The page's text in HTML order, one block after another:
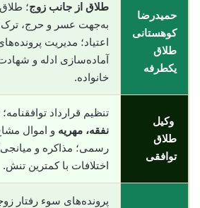
حمیدرضا
کوهستانی
طلاق
یکطرفه
طلاق از جانب زوج؛
به‌جهت عسر و حرج، ترک
اعتیاد؛ مدیریت
آماده‌سازی ادله و
خانواده.
وکیل
طلاق
توافقی
تنظیم قرارداد
نفقه، مهریه و اموال
رسمی؛ مذاکره و
اختلافات با کمترین تنش.
پرونده‌های سوء رفتار